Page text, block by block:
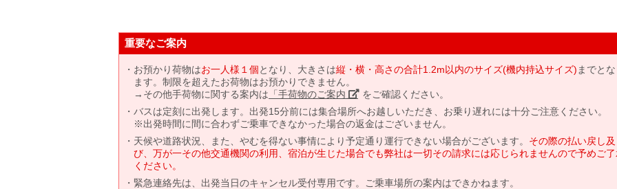
重要なご案内
お預かり荷物はお一人様１個となり、大きさは縦・横・高さの合計1.2m以内のサイズ(機内持込サイズ) までと
ます。制限を超えたお荷物はお預かりできません。
→その他手荷物に関する案内は 「手荷物のご案内」 をご確認ください。
バスは定刻に出発します。出発15分前には集合場所へお越しいただき、お乗り遅れには十分ご注意ください。
※出発時間に間に合わずご乗車できなかった場合の返金はございません。
天候や道路状況、また、やむを得ない事情により予定通り運行できない場合がございます。 その際の払い戻し及
び、万が一その他交通機関の利用、宿泊が生じた場合でも弊社は一切その請求には応じられませんので予めご
ください。
緊急連絡先は、出発当日のキャンセル受付専用です。ご乗車場所の案内はできかねます。